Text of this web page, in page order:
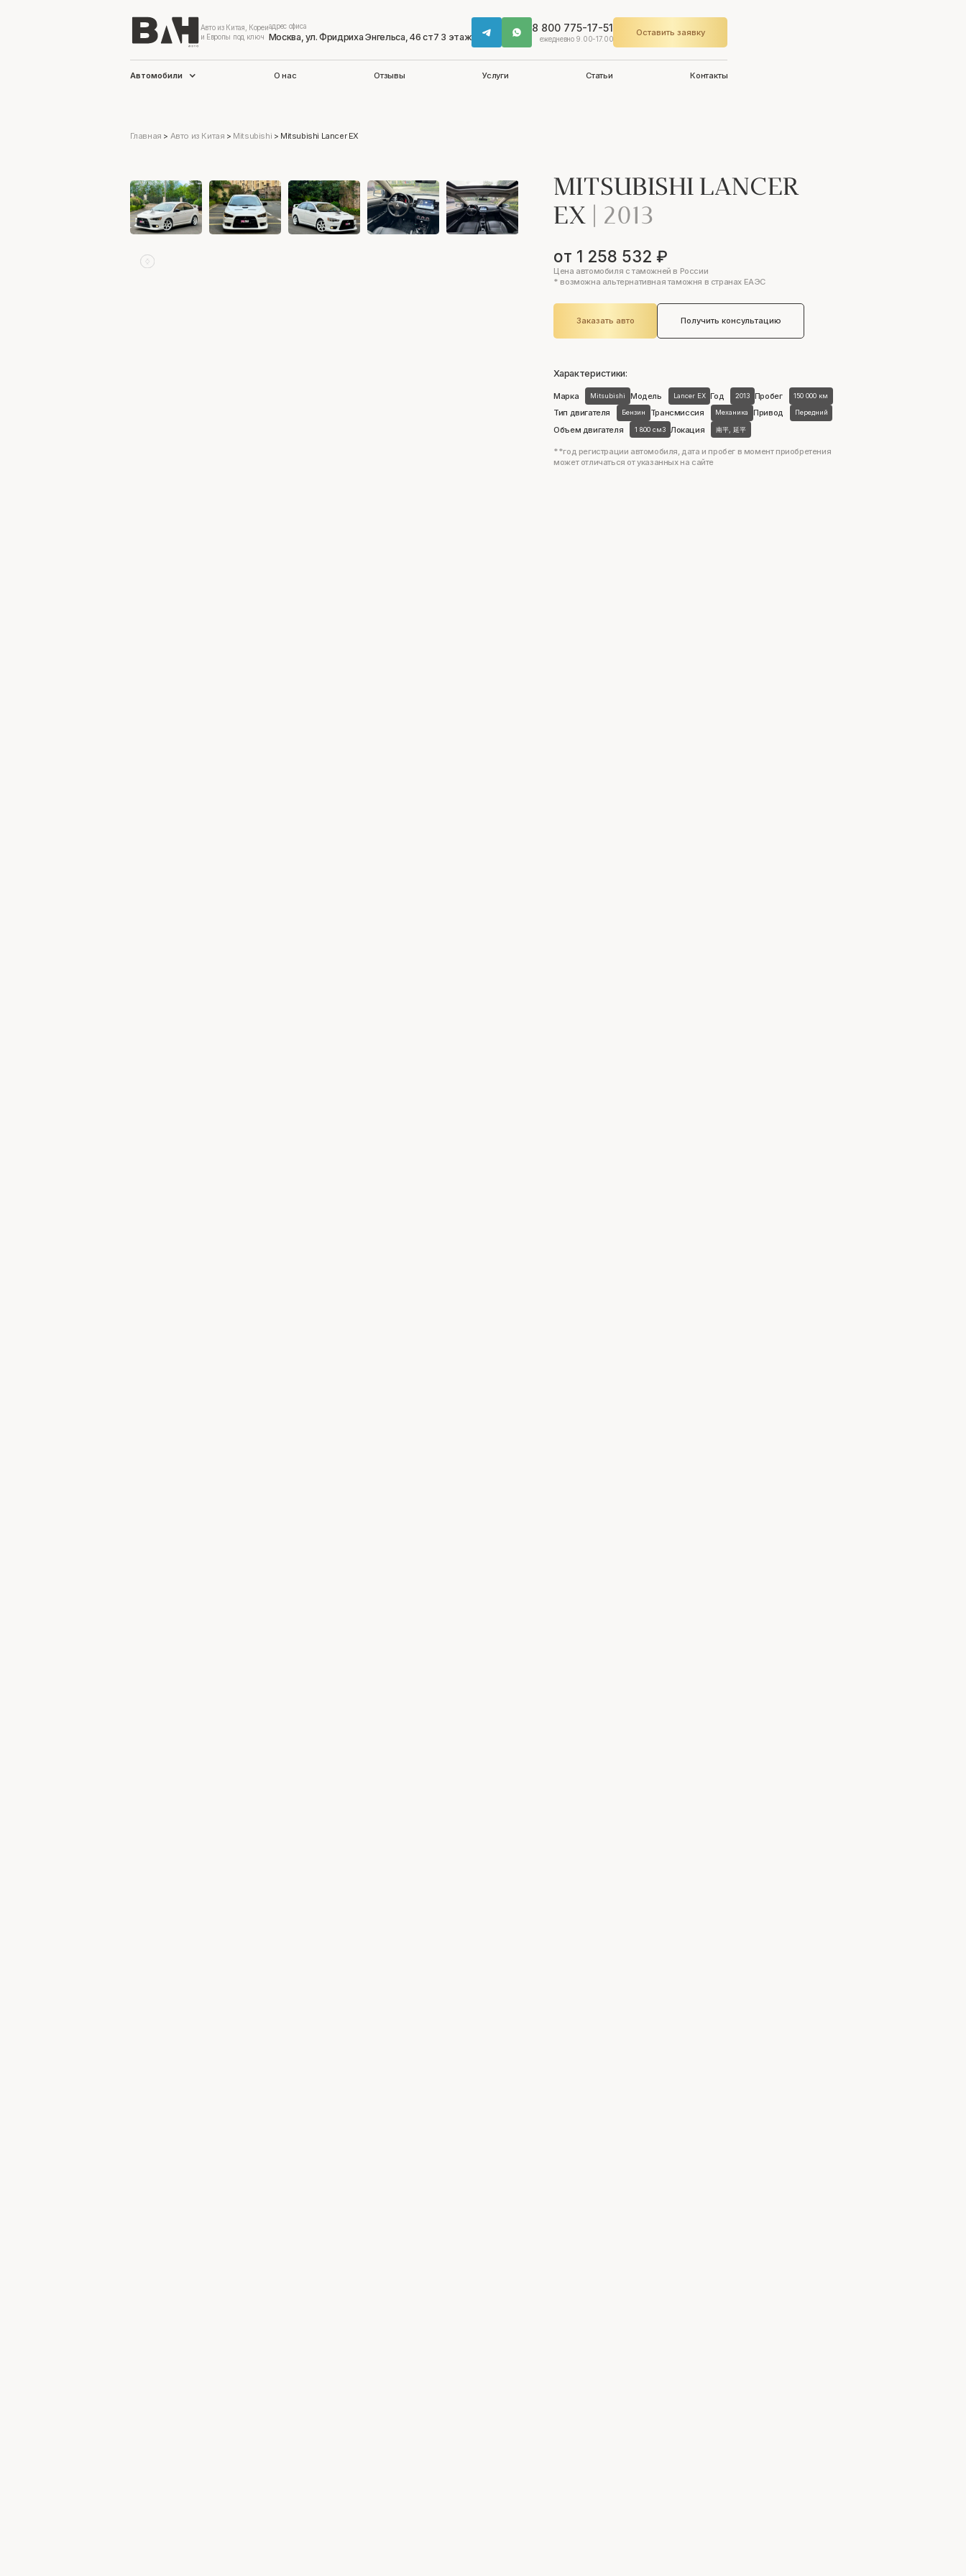
Авто из Китая, Кореи
и Европы под ключ
адрес офиса
Москва, ул. Фридриха Энгельса, 46 ст7 3 этаж
8 800 775-17-51
ежедневно 9.00-17.00
Оставить заявку
Автомобили О нас Отзывы Услуги Статьи Контакты
Главная > Авто из Китая > Mitsubishi > Mitsubishi Lancer EX
MITSUBISHI LANCER
EX | 2013
от 1 258 532 ₽
Цена автомобиля с таможней в России
* возможна альтернативная таможня в странах ЕАЭС
Заказать авто Получить консультацию
Характеристики:
Марка Mitsubishi Модель Lancer EX Год 2013 Пробег 150 000 км
Тип двигателя Бензин Трансмиссия Механика Привод Передний
Объем двигателя 1 800 см3 Локация 南平, 延平
**год регистрации автомобиля, дата и пробег в момент приобретения
может отличаться от указанных на сайте